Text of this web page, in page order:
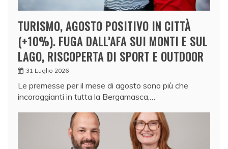
TURISMO, AGOSTO POSITIVO IN CITTÀ
(+10%). FUGA DALL’AFA SUI MONTI E SUL
LAGO, RISCOPERTA DI SPORT E OUTDOOR
31 Luglio 2026
Le premesse per il mese di agosto sono più che
incoraggianti in tutta la Bergamasca,…